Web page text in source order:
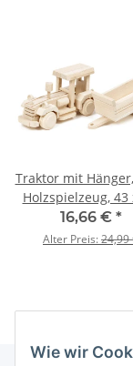
Wie wir
Traktor mit
Holzspielzeug, 43
12 cm
16,66 € *
Alter Preis:24,99